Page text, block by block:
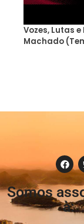
Vozes, Lutas
Machado
Somos
à: